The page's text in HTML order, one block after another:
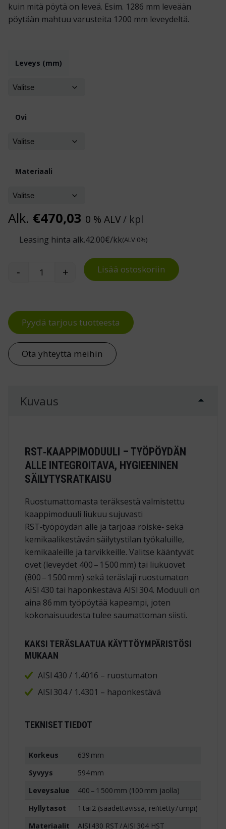
kuin mitä pöytä on leveä. Esim. 1286 mm leveään
pöytään mahtuu varusteita 1200 mm leveydeltä.
Leveys (mm)
Ovi
Materiaali
Alk. €470,03 0 % ALV/ kpl
Leasing hinta alk.42.00€/kk(ALV 0%)
RST-kaappimoduuli määrä
- + Lisää ostoskoriin
Pyydä tarjous tuotteesta
Ota yhteyttä meihin
Kuvaus
RST‑KAAPPIMODUULI – TYÖPÖYDÄN
ALLE INTEGROITAVA, HYGIEENINEN
SÄILYTYSRATKAISU
Ruostumattomasta teräksestä valmistettu
kaappimoduuli liukuu sujuvasti
RST‑työpöydän alle ja tarjoaa roiske‑ sekä
kemikaalikestävän säilytystilan työkaluille,
kemikaaleille ja tarvikkeille. Valitse kääntyvät
ovet (leveydet 400 – 1 500 mm) tai liukuovet
(800 – 1 500 mm) sekä teräslaji ruostumaton
AISI 430 tai haponkestävä AISI 304. Moduuli on
aina 86 mm työpöytää kapeampi, joten
kokonaisuudesta tulee saumattoman siisti.
KAKSI TERÄSLAATUA KÄYTTÖYMPÄRISTÖSI
MUKAAN
AISI 430 / 1.4016 – ruostumaton
AISI 304 / 1.4301 – haponkestävä
TEKNISET TIEDOT
Korkeus
639 mm
Syvyys
594 mm
Leveys­alue
400 – 1 500 mm (100 mm jaolla)
Hyllytasot
1 tai 2 (säädettävissä, rei’itetty / umpi)
Materiaalit
AISI 430 RST / AISI 304 HST